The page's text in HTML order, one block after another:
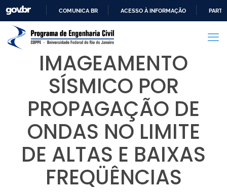
PARA
CONTEÚDO
COMUNICA BR ACESSO À INFORMAÇÃO
IMAGEAMENTO
SÍSMICO POR
PROPAGAÇÃO DE
ONDAS NO LIMITE
DE ALTAS E BAIXAS
FREQÜÊNCIAS